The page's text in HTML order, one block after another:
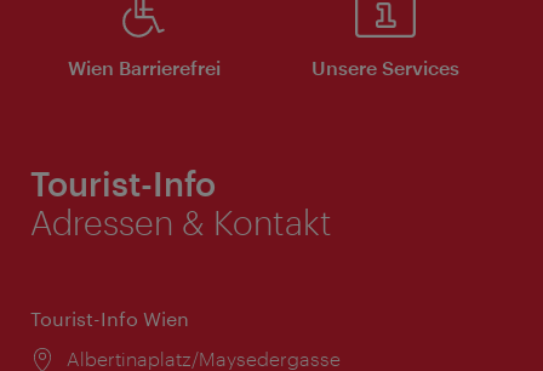
Wien Barrierefrei Unsere Services
Tourist-Info
Adressen & Kontakt
Tourist-Info Wien
Ort:
Albertinaplatz/Maysedergasse